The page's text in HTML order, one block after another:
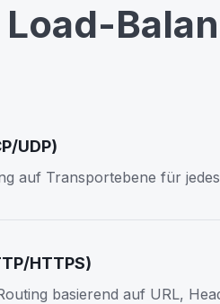
Load-
UDP)
auf Transportebene für
HTTPS)
basierend auf URL,